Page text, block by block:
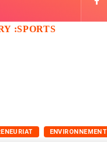
:SPORTS
ENVIRONNEMENT